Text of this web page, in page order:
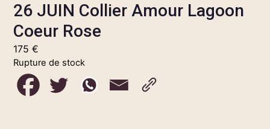
26 JUIN Collier Amour Lagoon
Coeur Rose
175€
Rupture de stock